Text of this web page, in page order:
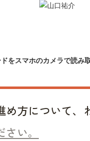
をスマホのカメラで読み
め方について、
い。